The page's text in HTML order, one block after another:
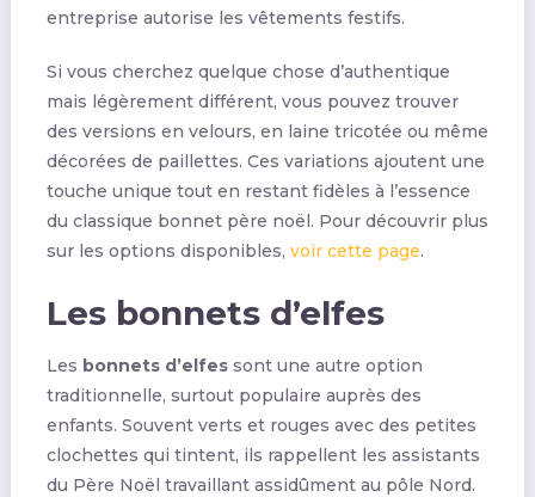
entreprise autorise les vêtements festifs.
Si vous cherchez quelque chose d’authentique
mais légèrement différent, vous pouvez trouver
des versions en velours, en laine tricotée ou même
décorées de paillettes. Ces variations ajoutent une
touche unique tout en restant fidèles à l’essence
du classique bonnet père noël. Pour découvrir plus
sur les options disponibles, voir cette page.
Les bonnets d’elfes
Les bonnets d’elfessont une autre option
traditionnelle, surtout populaire auprès des
enfants. Souvent verts et rouges avec des petites
clochettes qui tintent, ils rappellent les assistants
du Père Noël travaillant assidûment au pôle Nord.